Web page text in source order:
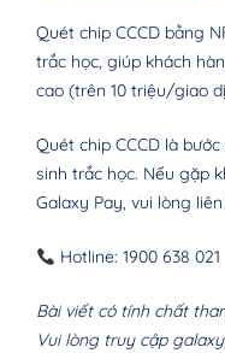
Quét chip CCCD bằng
trắc học, giúp khách
cao (trên 10 triệu/giao
Quét chip CCCD là
sinh trắc học. Nếu gặp
Galaxy Pay, vui lòng liên
Hotline: 1900 638 021
Bài viết có tính chất
Vui lòng truy cập